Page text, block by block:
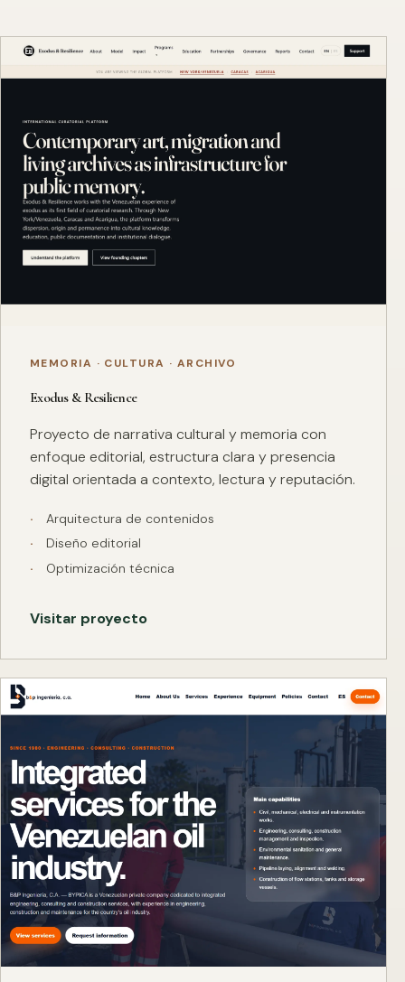
MEMORIA · CULTURA · ARCHIVO
Exodus & Resilience
Proyecto de narrativa cultural y memoria con
enfoque editorial, estructura clara y presencia
digital orientada a contexto, lectura y reputación.
Arquitectura de contenidos
Diseño editorial
Optimización técnica
Visitar proyecto